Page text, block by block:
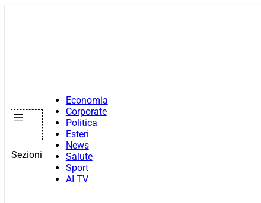
Sezioni
Economia
Corporate
Politica
Esteri
News
Salute
Sport
AI TV